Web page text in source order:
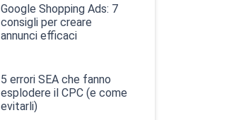
Google Shopping Ads: 7
consigli per creare
annunci efficaci
5 errori SEA che fanno
esplodere il CPC (e come
evitarli)